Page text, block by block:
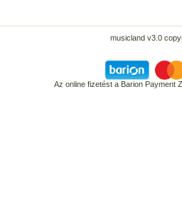
musicland v3.0
Az online fizetést a Barion Payment